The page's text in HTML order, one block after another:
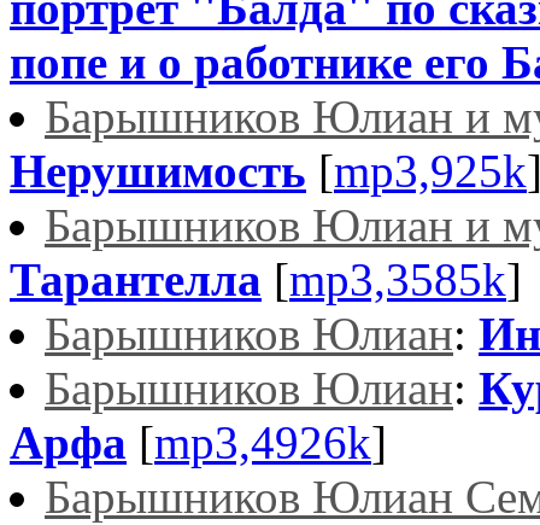
попе и о работнике его
Барышников Юлиан и
Нерушимость [mp3,925k
Барышников Юлиан и
Тарантелла [mp3,3585k]
Барышников Юлиан:
Барышников Юлиан:
Арфа [mp3,4926k]
Барышников Юлиан